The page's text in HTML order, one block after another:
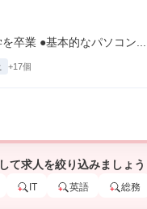
卒業 ●基本的なパソコン...
+17個
て求人を絞り込みましょう
IT 英語 総務